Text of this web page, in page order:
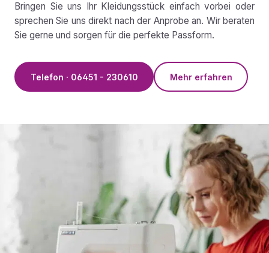
Bringen Sie uns Ihr Kleidungsstück einfach vorbei oder
sprechen Sie uns direkt nach der Anprobe an. Wir beraten
Sie gerne und sorgen für die perfekte Passform.
Telefon · 06451 - 230610 Mehr erfahren